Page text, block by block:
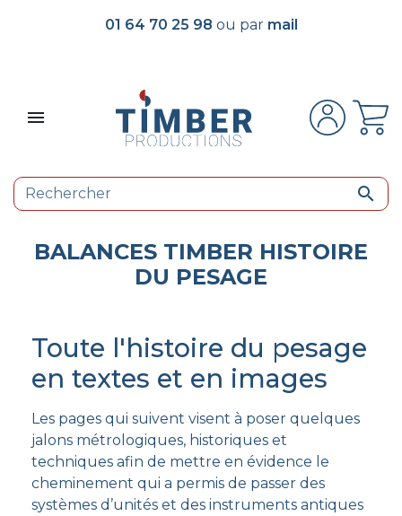
01 64 70 25 98 ou par mail


BALANCES TIMBER HISTOIRE
DU PESAGE
Toute l'histoire du pesage
en textes et en images
Les pages qui suivent visent à poser quelques
jalons métrologiques, historiques et
techniques afin de mettre en évidence le
cheminement qui a permis de passer des
systèmes d’unités et des instruments antiques